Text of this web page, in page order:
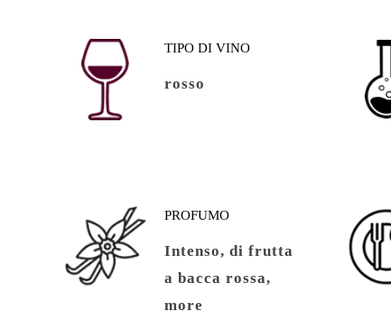
TIPO DI VINO
rosso
PROFUMO
Intenso, di frutta
a bacca rossa,
more